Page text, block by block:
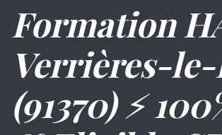
Formation
Verrières-
(91370) ⚡